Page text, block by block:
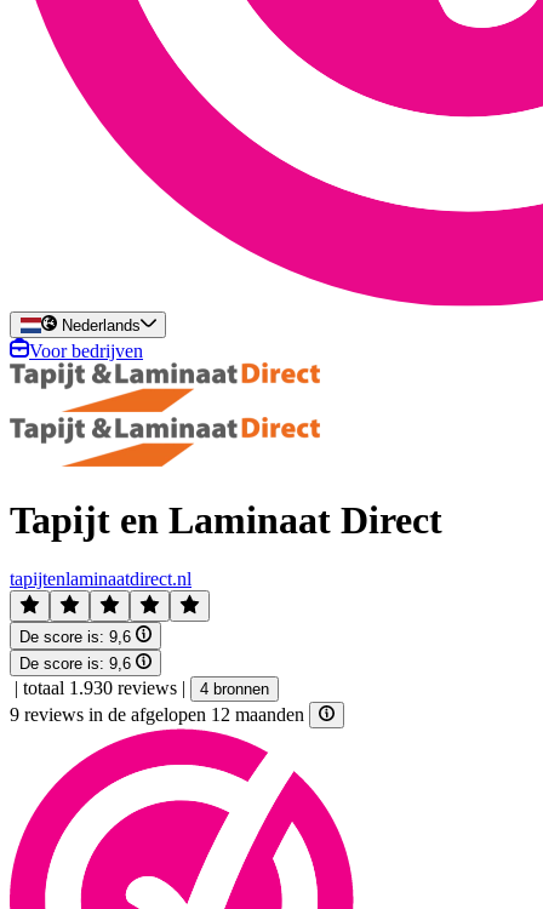
Nederlands
Voor bedrijven
Tapijt en Laminaat Direct
tapijtenlaminaatdirect.nl
De score is: 9,6
De score is: 9,6
| totaal 1.930 reviews | 4 bronnen
9 reviews in de afgelopen 12 maanden